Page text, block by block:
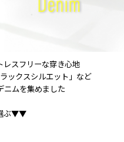
レスフリーな穿き心地
ックスシルエット」など
ニムを集めました
ぶ▼▼